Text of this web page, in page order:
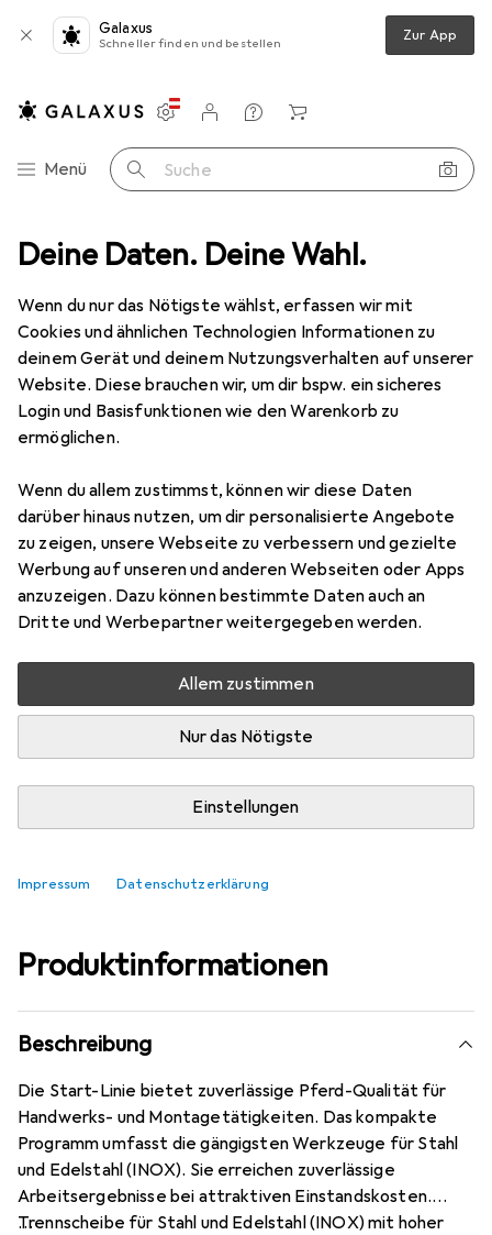
Deine Daten. Deine Wahl.
Wenn du nur das Nötigste wählst, erfassen wir mit
Cookies und ähnlichen Technologien Informationen zu
deinem Gerät und deinem Nutzungsverhalten auf unserer
Website. Diese brauchen wir, um dir bspw. ein sicheres
Login und Basisfunktionen wie den Warenkorb zu
ermöglichen.
Wenn du allem zustimmst, können wir diese Daten
darüber hinaus nutzen, um dir personalisierte Angebote
zu zeigen, unsere Webseite zu verbessern und gezielte
Werbung auf unseren und anderen Webseiten oder Apps
anzuzeigen. Dazu können bestimmte Daten auch an
Dritte und Werbepartner weitergegeben werden.
Allem zustimmen
Nur das Nötigste
Einstellungen
Impressum Datenschutzerklärung
Galaxus
Schneller finden und bestellen Zur App
Navigation nach Kategorien
Menü Suche
Einstellungen
Kundenkonto
Vergleichslisten
Merklisten
Warenkorb
Sägen + Schneiden Sägeblatt Pferd Trennscheibe
7 Bilder
PferdTrennscheibe
EUR
29,72
4
Bewertungen
Mehr als 10 Stück an Lager beim Lieferanten
In den Warenkorb
Vergleichen Merken
Produktinformationen
Beschreibung
Die Start-Linie bietet zuverlässige Pferd-Qualität für
Handwerks- und Montagetätigkeiten. Das kompakte
Programm umfasst die gängigsten Werkzeuge für Stahl
und Edelstahl (INOX). Sie erreichen zuverlässige
Arbeitsergebnisse bei attraktiven Einstandskosten.
Trennscheibe für Stahl und Edelstahl (INOX) mit hoher